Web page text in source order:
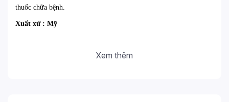
thuốc chữa bệnh.
Xuất xứ : Mỹ
Xem thêm